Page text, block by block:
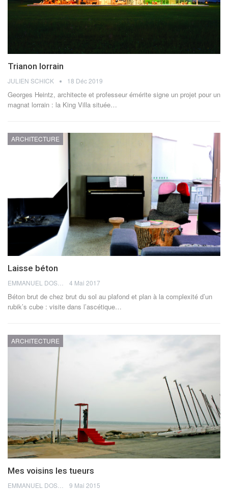
Trianon lorrain
JULIEN SCHICK 18 Déc 2019
Georges Heintz, architecte et professeur émérite signe un projet pour un
magnat lorrain : la King Villa située…
ARCHITECTURE
Laisse béton
4 Mai 2017
Béton brut de chez brut du sol au plafond et plan à la complexité d’un
rubik’s cube : visite dans l’ascétique…
ARCHITECTURE
Mes voisins les tueurs
9 Mai 2015